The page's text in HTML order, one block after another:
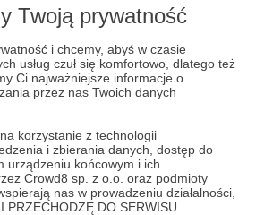
Twoją prywatność
i chcemy, abyś w czasie
usług czuł się komfortowo, dlatego też
Ci najważniejsze informacje o
przez nas Twoich danych
korzystanie z technologii
i zbierania danych, dostęp do
urządzeniu końcowym i ich
Crowd8 sp. z o.o. oraz podmioty
nas w prowadzeniu działalności,
PRZECHODZĘ DO SERWISU.
armii i strategii
z piątkowej analizy gen. Waldemara
tylko dla Patronów o wielkości